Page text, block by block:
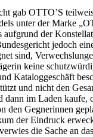
gab OTTO’S
unter der Marke
aufgrund der
jedoch
sind,
keine
Kataloggeschäft
und nicht den
dann im Laden kaufe,
den Gegnerinnen
der Eindruck
die Sache an